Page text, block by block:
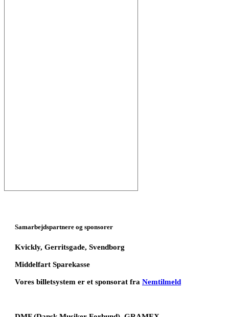
Samarbejdspartnere og sponsorer
Kvickly, Gerritsgade, Svendborg
Middelfart Sparekasse
Vores billetsystem er et sponsorat fra Nemtilmeld